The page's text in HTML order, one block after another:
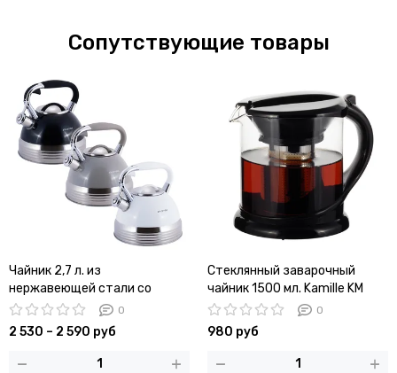
Сопутствующие товары
Чайник 2,7 л. из
нержавеющей стали со
свистком Kamille KM-0696
0
2 530 – 2 590 руб
Стеклянный заварочный
чайник 1500 мл. Kamille KM
0781L со съемным ситечком
0
980 руб